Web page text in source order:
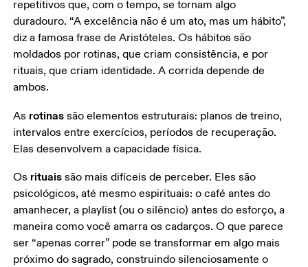
repetitivos que, com o tempo, se tornam algo
duradouro. “A excelência não é um ato, mas um hábito”,
diz a famosa frase de Aristóteles. Os hábitos são
moldados por rotinas, que criam consistência, e por
rituais, que criam identidade. A corrida depende de
ambos.
As rotinas são elementos estruturais: planos de treino,
intervalos entre exercícios, períodos de recuperação.
Elas desenvolvem a capacidade física.
Os rituais são mais difíceis de perceber. Eles são
psicológicos, até mesmo espirituais: o café antes do
amanhecer, a playlist (ou o silêncio) antes do esforço, a
maneira como você amarra os cadarços. O que parece
ser “apenas correr” pode se transformar em algo mais
próximo do sagrado, construindo silenciosamente o